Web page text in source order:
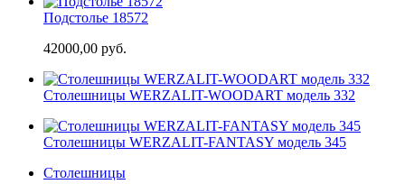
Подстолье 18572
42000,00 руб.
Cтолешницы WERZALIT-WOODART модель 332
Cтолешницы WERZALIT-FANTASY модель 345
Столешницы